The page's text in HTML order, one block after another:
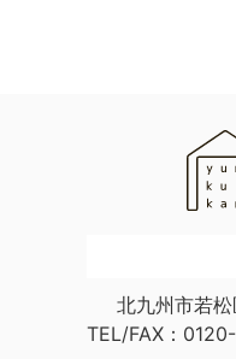
北九州市若
TEL/FAX：